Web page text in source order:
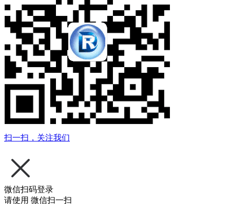
扫一扫，关注我们
微信扫码登录
请使用 微信扫一扫